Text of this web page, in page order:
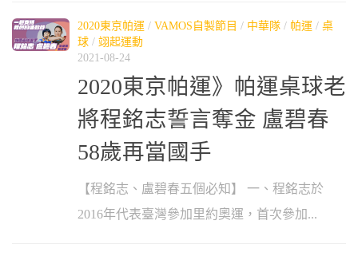
2020東京帕運 / VAMOS自製節目 / 中華隊 / 帕運 / 桌
球 / 翊起運動
2021-08-24
2020東京帕運》帕運桌球老
將程銘志誓言奪金 盧碧春
58歲再當國手
【程銘志、盧碧春五個必知】 一、程銘志於
2016年代表臺灣參加里約奧運，首次參加...